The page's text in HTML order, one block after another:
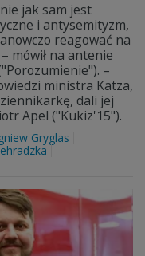
jak sam jest
i antysemityzm,
reagować na
mówił na antenie
–
ministra Katza,
dali jej
Apel ("Kukiz'15").
Gryglas